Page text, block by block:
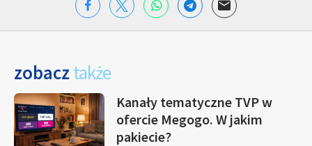
zobacz także
Kanały tematyczne TVP w
ofercie Megogo. W jakim
pakiecie?